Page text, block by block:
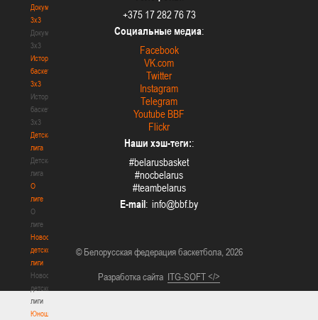
Документы
3х3
Документы
3х3
История
баскетбола
3х3
История
баскетбола
3х3
Детская
лига
Детская
лига
О
лиге
О
лиге
Новости
детской
лиги
Новости
детской
лиги
Юноши
+375 17 282 76 73
Социальные медиа:
Facebook
VK.com
Twitter
Instagram
Telegram
Youtube BBF
Flickr
Наши хэш-теги::
#belarusbasket
#nocbelarus
#teambelarus
E-mail:
© Белорусская федерация баскетбола, 2026
Разработка сайта ITG-SOFT </>